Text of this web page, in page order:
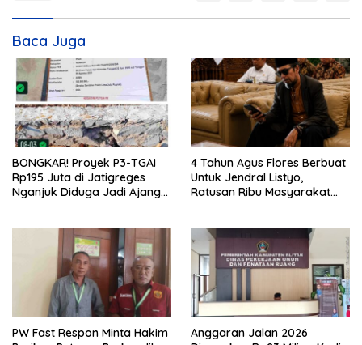
Baca Juga
BONGKAR! Proyek P3-TGAI
Rp195 Juta di Jatigreges
Nganjuk Diduga Jadi Ajang
4 Tahun Agus Flores Berbuat
Untuk Jendral Listyo,
Ratusan Ribu Masyarakat
PW Fast Respon Minta Hakim
Anggaran Jalan 2026